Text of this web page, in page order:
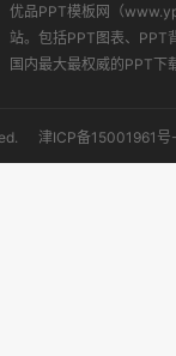
优品PPT模板网（
站。包括PPT图表、PPT
国内最大最权威的PPT下
津ICP备15001961号